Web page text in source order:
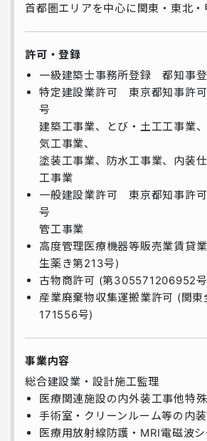
首都圏エリアを中心に関東・東北
許可・登録
一級建築士事務所登録 都知事
特定建設業許可 東京都知事許
号
建築工事業、とび・土工工事業
気工事業、
塗装工事業、防水工事業、内装
工事業
一般建設業許可 東京都知事許
号
管工事業
高度管理医療機器等販売業賃貸
生薬き第213号)
古物商許可 (第305571206952
産業廃棄物収集運搬業許可 (関東
171556号)
事業内容
総合建設業・設計施工監理
医療関連施設の内外装工事他特
手術室・クリーンルーム等の内
医療用放射線防護・MRI電磁波